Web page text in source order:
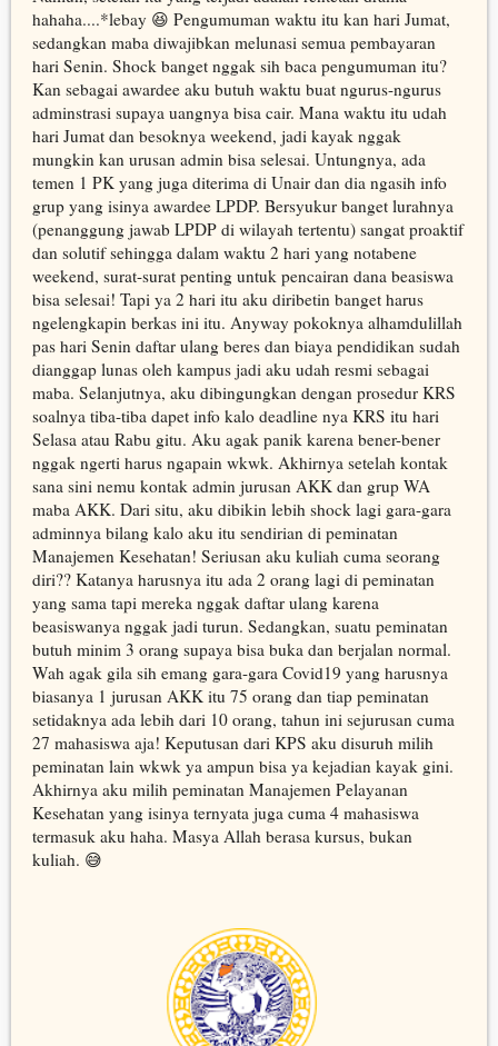
hahaha....*lebay 😆 Pengumuman waktu itu kan hari Jumat,
sedangkan maba diwajibkan melunasi semua pembayaran
hari Senin. Shock banget nggak sih baca pengumuman itu?
Kan sebagai awardee aku butuh waktu buat ngurus-ngurus
adminstrasi supaya uangnya bisa cair. Mana waktu itu udah
hari Jumat dan besoknya weekend, jadi kayak nggak
mungkin kan urusan admin bisa selesai. Untungnya, ada
temen 1 PK yang juga diterima di Unair dan dia ngasih info
grup yang isinya awardee LPDP. Bersyukur banget lurahnya
(penanggung jawab LPDP di wilayah tertentu) sangat proaktif
dan solutif sehingga dalam waktu 2 hari yang notabene
weekend, surat-surat penting untuk pencairan dana beasiswa
bisa selesai! Tapi ya 2 hari itu aku diribetin banget harus
ngelengkapin berkas ini itu. Anyway pokoknya alhamdulillah
pas hari Senin daftar ulang beres dan biaya pendidikan sudah
dianggap lunas oleh kampus jadi aku udah resmi sebagai
maba. Selanjutnya, aku dibingungkan dengan prosedur KRS
soalnya tiba-tiba dapet info kalo deadline nya KRS itu hari
Selasa atau Rabu gitu. Aku agak panik karena bener-bener
nggak ngerti harus ngapain wkwk. Akhirnya setelah kontak
sana sini nemu kontak admin jurusan AKK dan grup WA
maba AKK. Dari situ, aku dibikin lebih shock lagi gara-gara
adminnya bilang kalo aku itu sendirian di peminatan
Manajemen Kesehatan! Seriusan aku kuliah cuma seorang
diri?? Katanya harusnya itu ada 2 orang lagi di peminatan
yang sama tapi mereka nggak daftar ulang karena
beasiswanya nggak jadi turun. Sedangkan, suatu peminatan
butuh minim 3 orang supaya bisa buka dan berjalan normal.
Wah agak gila sih emang gara-gara Covid19 yang harusnya
biasanya 1 jurusan AKK itu 75 orang dan tiap peminatan
setidaknya ada lebih dari 10 orang, tahun ini sejurusan cuma
27 mahasiswa aja! Keputusan dari KPS aku disuruh milih
peminatan lain wkwk ya ampun bisa ya kejadian kayak gini.
Akhirnya aku milih peminatan Manajemen Pelayanan
Kesehatan yang isinya ternyata juga cuma 4 mahasiswa
termasuk aku haha. Masya Allah berasa kursus, bukan
kuliah. 😅